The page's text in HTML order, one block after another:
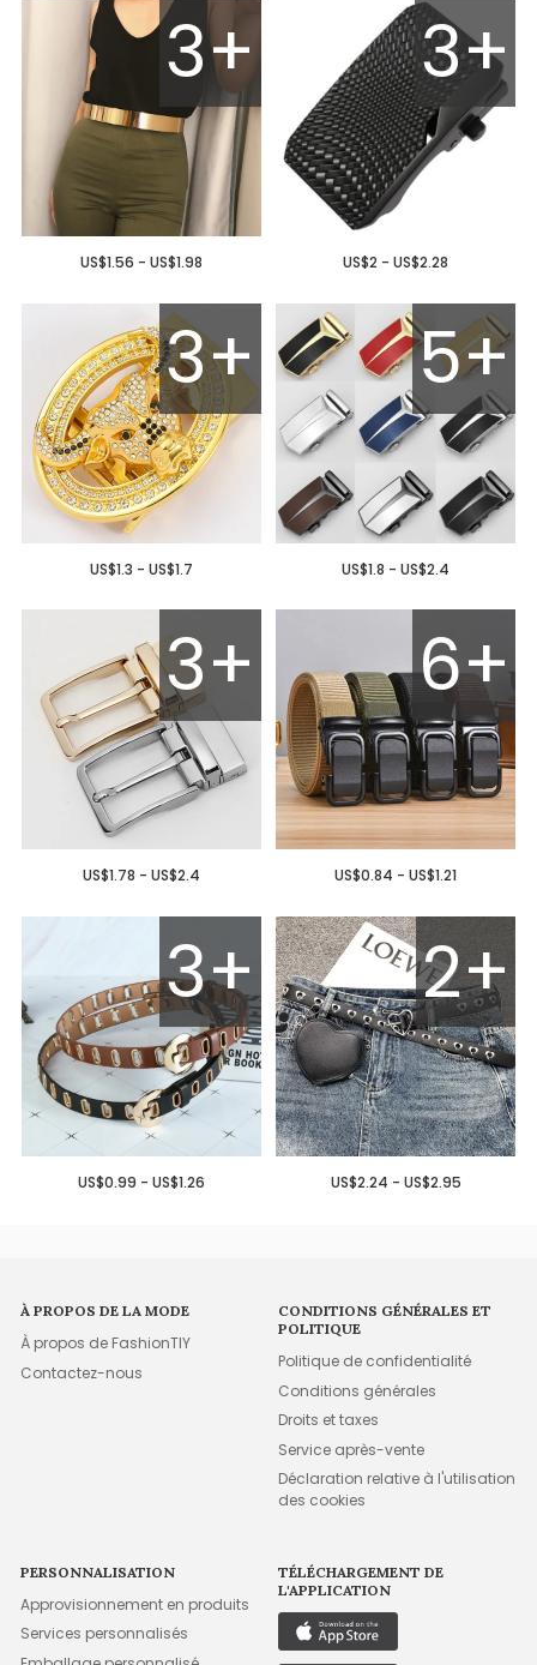
3+
US$1.56 - US$1.98
3+
US$2 - US$2.28
3+
US$1.3 - US$1.7
5+
US$1.8 - US$2.4
3+
US$1.78 - US$2.4
6+
US$0.84 - US$1.21
3+
US$0.99 - US$1.26
2+
US$2.24 - US$2.95
À PROPOS DE LA MODE
À propos de FashionTIY
Contactez-nous
CONDITIONS GÉNÉRALES ET
POLITIQUE
Politique de confidentialité
Conditions générales
Droits et taxes
Service après-vente
Déclaration relative à l'utilisation
des cookies
PERSONNALISATION
Approvisionnement en produits
Services personnalisés
TÉLÉCHARGEMENT DE
L'APPLICATION